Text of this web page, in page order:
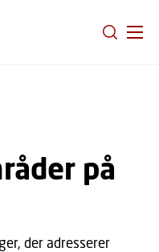
på
der adresserer